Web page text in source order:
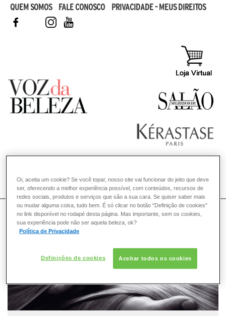
QUEM SOMOS FALE CONOSCO
PRIVACIDADE - MEUS DIREITOS
FACEBOOKTWITTERINSTAGRAM
COMO POSSO AJUDAR? DÚVIDAS SOBRE:
CABELO
CONSULTORIA DE PRODUTOS KÉRASTASE
VOZ DA BELEZA
KÉRASTASE
CONSULTORIA DE PRODUTOS KÉRASTASE
Oi, aceita um cookie? Se você topar, nosso site vai funcionar do jeito que deve
ser, oferecendo a melhor experiência possível, com conteúdos, recursos de
redes sociais, produtos e serviços que são a sua cara. Se quiser saber mais
ou mudar alguma coisa, tudo bem. É só clicar no botão “Definição de cookies”
no link disponível no rodapé desta página. Mas importante, sem os cookies,
sua experiência pode não ser aquela beleza, ok?
Política de Privacidade
Definições de cookies Aceitar todos os cookies